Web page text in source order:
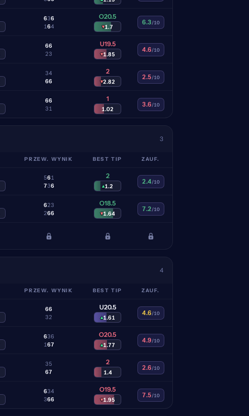
6
1
3
6
6
4
O20.5
▾1.7
6.3/10
6
2
6
3
U19.5
▾1.85
4.6/10
3
6
4
6
2
▾2.82
2.5/10
6
3
6
1
1
1.02
3.6/10
3
PRZEW. WYNIK BEST TIP ZAUF.
5
7
6
3
1
6
2
▴1.2
2.4/10
6
2
2
6
3
6
O18.5
▾1.64
7.2/10
4
PRZEW. WYNIK BEST TIP ZAUF.
6
3
6
2
U20.5
▴1.61
4.6/10
6
1
3
6
6
7
O20.5
▴1.77
4.9/10
3
6
5
7
2
1.4
2.6/10
6
3
3
6
4
6
O19.5
▾1.95
7.5/10